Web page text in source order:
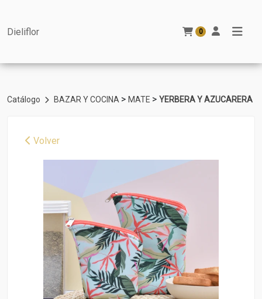
Dieliflor 0
Catálogo BAZAR Y COCINA > MATE > YERBERA Y AZUCARERA
Volver